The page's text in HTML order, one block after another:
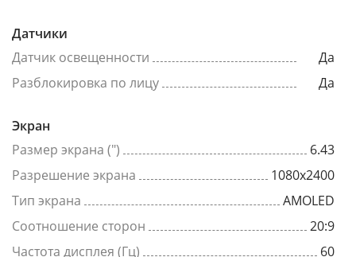
Датчики
Датчик освещенности
Да
Разблокировка по лицу
Да
Экран
Размер экрана (")
6.43
Разрешение экрана
1080x2400
Тип экрана
AMOLED
Соотношение сторон
20:9
Частота дисплея (Гц)
60